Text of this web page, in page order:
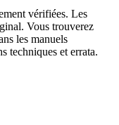
vérifiées. Les
Vous trouverez
les manuels
techniques et errata.